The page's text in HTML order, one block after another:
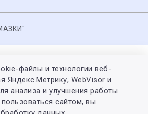
файлы и технологии веб-
Яндекс.Метрику, WebVisor и
анализа и улучшения работы
сайтом, вы